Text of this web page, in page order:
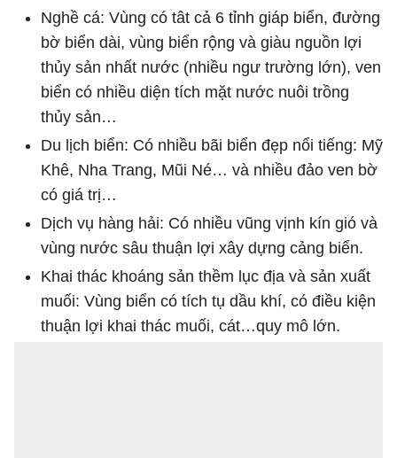
Nghề cá: Vùng có tât cả 6 tỉnh giáp biển, đường
bờ biển dài, vùng biển rộng và giàu nguồn lợi
thủy sản nhất nước (nhiều ngư trường lớn), ven
biển có nhiều diện tích mặt nước nuôi trồng
thủy sản…
Du lịch biển: Có nhiều bãi biển đẹp nổi tiếng: Mỹ
Khê, Nha Trang, Mũi Né… và nhiều đảo ven bờ
có giá trị…
Dịch vụ hàng hải: Có nhiều vũng vịnh kín gió và
vùng nước sâu thuận lợi xây dựng cảng biển.
Khai thác khoáng sản thềm lục địa và sản xuất
muối: Vùng biển có tích tụ dầu khí, có điều kiện
thuận lợi khai thác muối, cát…quy mô lớn.